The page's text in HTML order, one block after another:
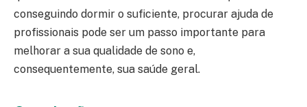
conseguindo dormir o suficiente, procurar ajuda de
profissionais pode ser um passo importante para
melhorar a sua qualidade de sono e,
consequentemente, sua saúde geral.